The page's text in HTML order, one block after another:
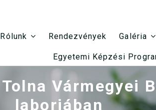
Rólunk
Rendezvények Galéria
Egyetemi Képzési
Vármegyei
laborjában